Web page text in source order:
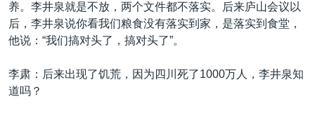
养。李井泉就是不放，两个文件都不落实。后来庐山会议以
后，李井泉说你看我们粮食没有落实到家，是落实到食堂，
他说：“我们搞对头了，搞对头了”。
李肃：后来出现了饥荒，因为四川死了1000万人，李井泉知
道吗？